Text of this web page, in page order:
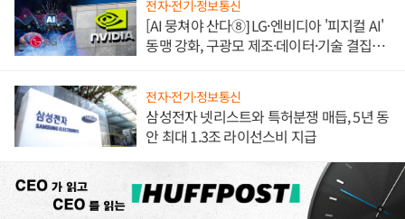
전자·전기·정보통신
[AI 뭉쳐야 산다⑧] LG·엔비디아 '피지컬 AI'
동맹 강화, 구광모 제조·데이터·기술 결집
전자·전기·정보통신
삼성전자 넷리스트와 특허분쟁 매듭, 5년 동
안 최대 1.3조 라이선스비 지급